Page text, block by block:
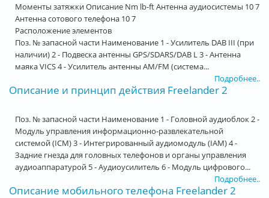
Моменты затяжки Описание Nm lb-ft Антенна аудиосистемы 10 7
Антенна сотового телефона 10 7
Расположение элементов
Поз. № запасной части Наименование 1 - Усилитель DAB III (при
наличии) 2 - Подвеска антенны GPS/SDARS/DAB L 3 - Антенна
маяка VICS 4 - Усилитель антенны AM/FM (система...
Подробнее..
Описание и принцип действия Freelander 2
Поз. № запасной части Наименование 1 - Головной аудиоблок 2 -
Модуль управления информационно-развлекательной
системой (ICM) 3 - Интегрированный аудиомодуль (IAM) 4 -
Задние гнезда для головных телефонов и органы управления
аудиоаппаратурой 5 - Аудиоусилитель 6 - Модуль цифрового...
Подробнее..
Описание мобильного телефона Freelander 2